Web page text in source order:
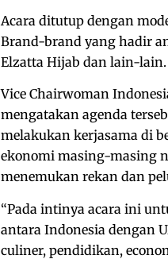
Acara ditutup dengan
Brand-brand yang hadir
Elzatta Hijab dan lain-lain.
Vice Chairwoman
mengatakan agenda
melakukan kerjasama di
ekonomi masing-masing
menemukan rekan dan
“Pada intinya acara ini
antara Indonesia dengan
culiner, pendidikan,